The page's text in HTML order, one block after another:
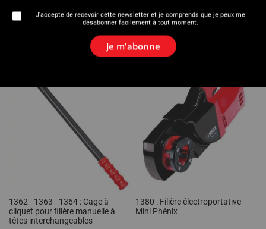
1362 - 1363 : Composition 3/8" -
1.1/4" - Coffret plastique -
1362 - 1364 : Composition 3/8" -
2" et 1.1/2" - 2" - Coffret métal
1362 - 1363 - 1364 : Cage à
cliquet pour filière manuelle à
têtes interchangeables
1380 : Filière électroportative
Mini Phénix
J'accepte de recevoir cette newsletter et je comprends que je peux me
désabonner facilement à tout moment.
Je m'abonne